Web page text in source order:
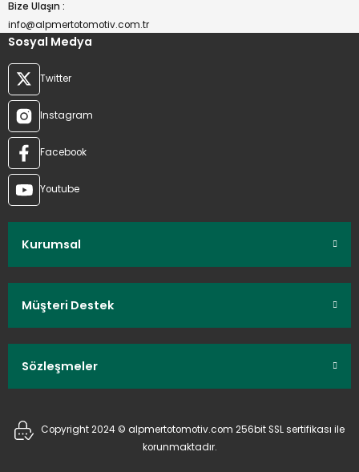
Bize Ulaşın :
info@alpmertotomotiv.com.tr
Sosyal Medya
Twitter
Instagram
Facebook
Youtube
Kurumsal
Müşteri Destek
Sözleşmeler
Copyright 2024 © alpmertotomotiv.com 256bit SSL sertifikası ile
korunmaktadır.